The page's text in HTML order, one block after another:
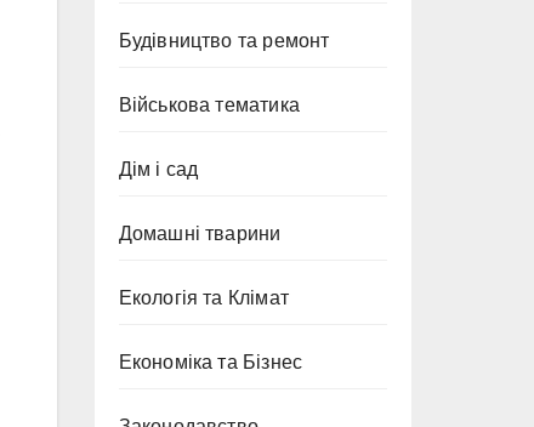
Будівництво та ремонт
Військова тематика
Дім і сад
Домашні тварини
Екологія та Клімат
Економіка та Бізнес